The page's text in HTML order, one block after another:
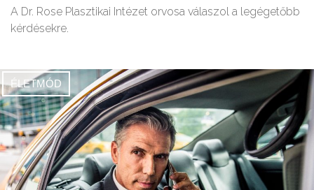
A Dr. Rose Plasztikai Intézet orvosa válaszol a legégetőbb
kérdésekre.
ÉLETMÓD